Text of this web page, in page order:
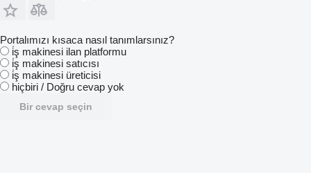
Portalımızı kısaca nasıl tanımlarsınız?
i̇ş makinesi ilan platformu
i̇ş makinesi satıcısı
i̇ş makinesi üreticisi
hiçbiri / Doğru cevap yok
Bir cevap seçin